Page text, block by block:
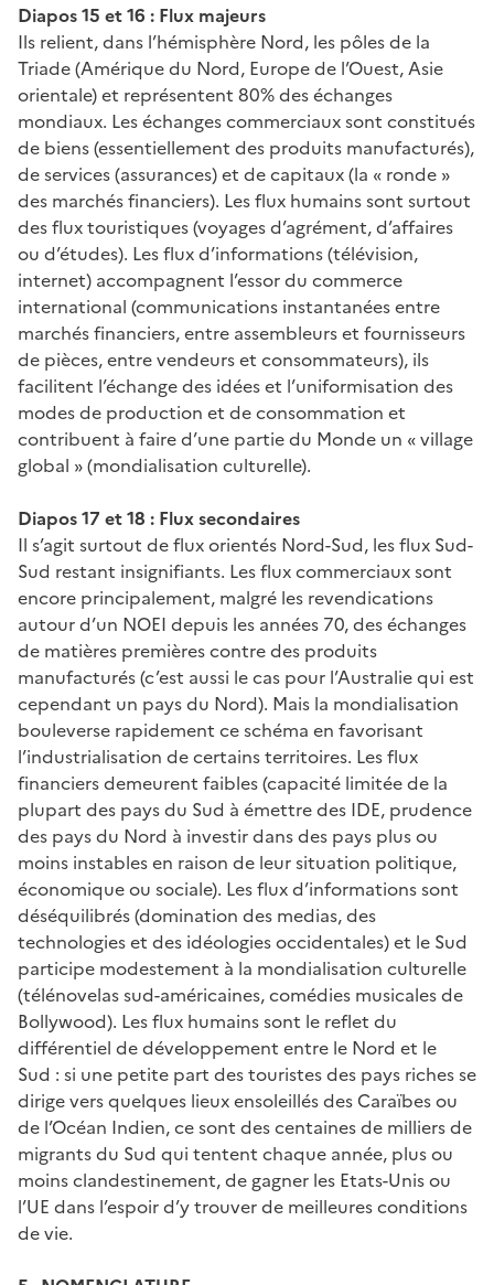
Diapos 15 et 16 : Flux majeurs
Ils relient, dans l’hémisphère Nord, les pôles de la
Triade (Amérique du Nord, Europe de l’Ouest, Asie
orientale) et représentent 80% des échanges
mondiaux. Les échanges commerciaux sont constitués
de biens (essentiellement des produits manufacturés),
de services (assurances) et de capitaux (la « ronde »
des marchés financiers). Les flux humains sont surtout
des flux touristiques (voyages d’agrément, d’affaires
ou d’études). Les flux d’informations (télévision,
internet) accompagnent l’essor du commerce
international (communications instantanées entre
marchés financiers, entre assembleurs et fournisseurs
de pièces, entre vendeurs et consommateurs), ils
facilitent l’échange des idées et l’uniformisation des
modes de production et de consommation et
contribuent à faire d’une partie du Monde un « village
global » (mondialisation culturelle).
Diapos 17 et 18 : Flux secondaires
Il s’agit surtout de flux orientés Nord-Sud, les flux Sud-
Sud restant insignifiants. Les flux commerciaux sont
encore principalement, malgré les revendications
autour d’un NOEI depuis les années 70, des échanges
de matières premières contre des produits
manufacturés (c’est aussi le cas pour l’Australie qui est
cependant un pays du Nord). Mais la mondialisation
bouleverse rapidement ce schéma en favorisant
l’industrialisation de certains territoires. Les flux
financiers demeurent faibles (capacité limitée de la
plupart des pays du Sud à émettre des IDE, prudence
des pays du Nord à investir dans des pays plus ou
moins instables en raison de leur situation politique,
économique ou sociale). Les flux d’informations sont
déséquilibrés (domination des medias, des
technologies et des idéologies occidentales) et le Sud
participe modestement à la mondialisation culturelle
(télénovelas sud-américaines, comédies musicales de
Bollywood). Les flux humains sont le reflet du
différentiel de développement entre le Nord et le
Sud : si une petite part des touristes des pays riches se
dirige vers quelques lieux ensoleillés des Caraïbes ou
de l’Océan Indien, ce sont des centaines de milliers de
migrants du Sud qui tentent chaque année, plus ou
moins clandestinement, de gagner les Etats-Unis ou
l’UE dans l’espoir d’y trouver de meilleures conditions
de vie.